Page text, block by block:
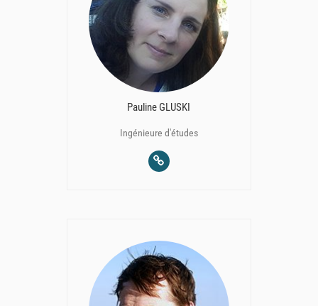
Pauline GLUSKI
Ingénieure d'études